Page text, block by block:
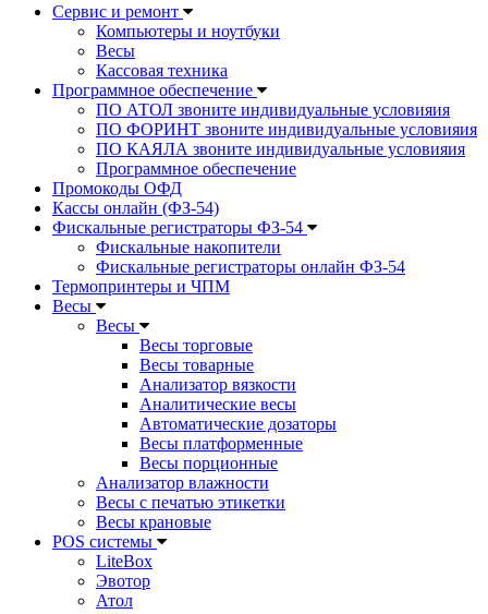
Сервис и ремонт
Компьютеры и ноутбуки
Весы
Кассовая техника
Программное обеспечение
ПО АТОЛ звоните индивидуальные условияия
ПО ФОРИНТ звоните индивидуальные условияия
ПО КАЯЛА звоните индивидуальные условияия
Программное обеспечение
Промокоды ОФД
Кассы онлайн (ФЗ-54)
Фискальные регистраторы ФЗ-54
Фискальные накопители
Фискальные регистраторы онлайн ФЗ-54
Термопринтеры и ЧПМ
Весы
Весы
Весы торговые
Весы товарные
Анализатор вязкости
Аналитические весы
Автоматические дозаторы
Весы платформенные
Весы порционные
Анализатор влажности
Весы с печатью этикетки
Весы крановые
POS системы
LiteBox
Эвотор
Атол